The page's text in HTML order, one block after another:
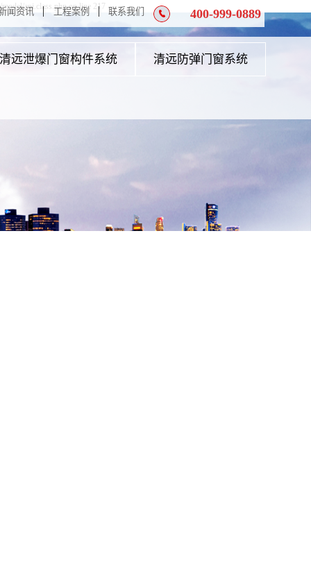
api.class.php on line 217
闻资讯 工程案例 联系我们 400-999-0889
清远泄爆门窗构件系统
合金泄爆窗系列
清远防弹门窗系统
清远防弹玻璃安全门
清远防弹防盗安全窗